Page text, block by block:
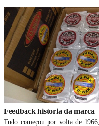
Feedback historia da marca
Tudo começou por volta de